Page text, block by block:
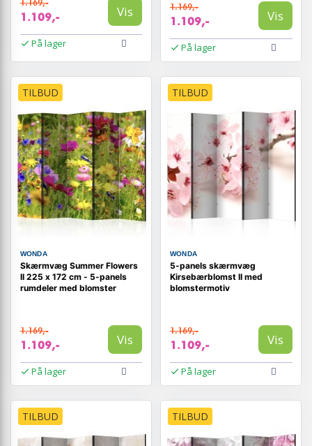
1.169,-
1.109,- Vis
På lager
1.169,-
1.109,- Vis
På lager
TILBUD
WONDA
Skærmvæg Summer Flowers
II 225 x 172 cm - 5-panels
rumdeler med blomster
1.169,-
1.109,- Vis
På lager
TILBUD
WONDA
5-panels skærmvæg
Kirsebærblomst II med
blomstermotiv
1.169,-
1.109,- Vis
På lager
TILBUD TILBUD